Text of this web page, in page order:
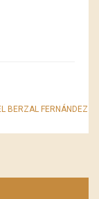
BERZAL FERNÁNDEZ